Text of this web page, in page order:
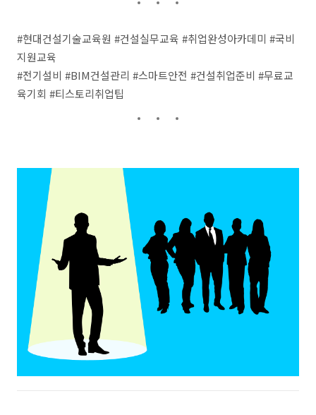
#현대건설기술교육원 #건설실무교육 #취업완성아카데미 #국비
지원교육
#전기설비 #BIM건설관리 #스마트안전 #건설취업준비 #무료교
육기회 #티스토리취업팁